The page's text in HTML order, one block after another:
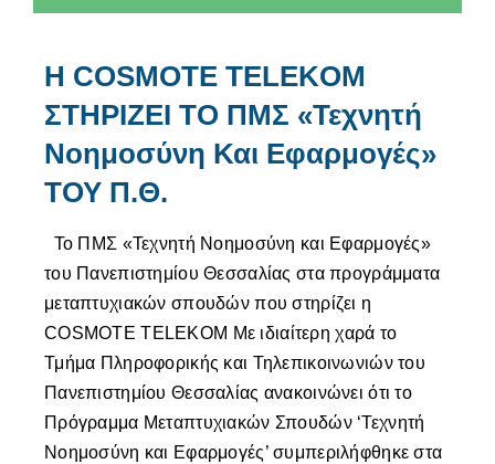
Η COSMOTE TELEKOM
ΣΤΗΡΙΖΕΙ ΤΟ ΠΜΣ «Τεχνητή
Νοημοσύνη Και Εφαρμογές»
ΤΟΥ Π.Θ.
Το ΠΜΣ «Τεχνητή Νοημοσύνη και Εφαρμογές»
του Πανεπιστημίου Θεσσαλίας στα προγράμματα
μεταπτυχιακών σπουδών που στηρίζει η
COSMOTE TELEKOM Με ιδιαίτερη χαρά το
Τμήμα Πληροφορικής και Τηλεπικοινωνιών του
Πανεπιστημίου Θεσσαλίας ανακοινώνει ότι το
Πρόγραμμα Μεταπτυχιακών Σπουδών ‘Τεχνητή
Νοημοσύνη και Εφαρμογές’ συμπεριλήφθηκε στα